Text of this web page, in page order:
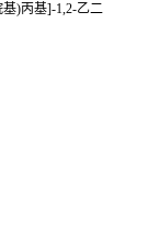
)丙基]-1,2-乙二